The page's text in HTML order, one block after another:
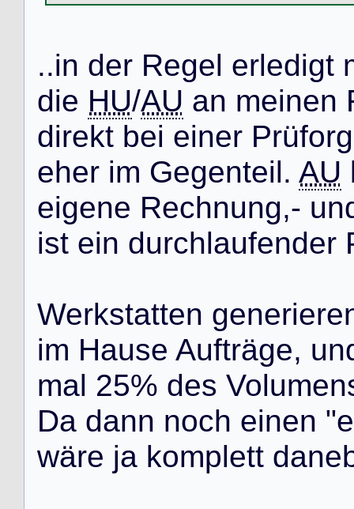
..in der Regel erledigt
die HU/AU an meinen
direkt bei einer Prüforg
eher im Gegenteil. AU
eigene Rechnung,- un
ist ein durchlaufender
Werkstatten generiere
im Hause Aufträge, un
mal 25% des Volumen
Da dann noch einen "e
wäre ja komplett dane